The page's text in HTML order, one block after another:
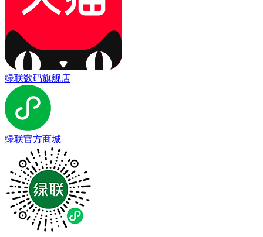
绿联数码旗舰店
绿联官方商城